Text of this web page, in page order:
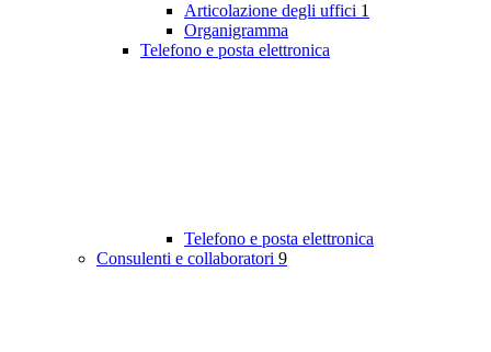
Articolazione degli uffici 1
Organigramma
Telefono e posta elettronica
Telefono e posta elettronica
Consulenti e collaboratori 9